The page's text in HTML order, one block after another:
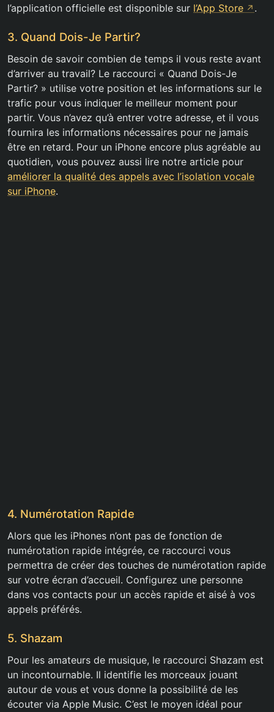
l’application officielle est disponible sur l’App Store .
3. Quand Dois-Je Partir?
Besoin de savoir combien de temps il vous reste avant
d’arriver au travail? Le raccourci « Quand Dois-Je
Partir? » utilise votre position et les informations sur le
trafic pour vous indiquer le meilleur moment pour
partir. Vous n’avez qu’à entrer votre adresse, et il vous
fournira les informations nécessaires pour ne jamais
être en retard. Pour un iPhone encore plus agréable au
quotidien, vous pouvez aussi lire notre article pour
améliorer la qualité des appels avec l’isolation vocale
sur iPhone.
4. Numérotation Rapide
Alors que les iPhones n’ont pas de fonction de
numérotation rapide intégrée, ce raccourci vous
permettra de créer des touches de numérotation rapide
sur votre écran d’accueil. Configurez une personne
dans vos contacts pour un accès rapide et aisé à vos
appels préférés.
5. Shazam
Pour les amateurs de musique, le raccourci Shazam est
un incontournable. Il identifie les morceaux jouant
autour de vous et vous donne la possibilité de les
écouter via Apple Music. C’est le moyen idéal pour